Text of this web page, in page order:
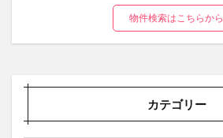
物件検索はこちらから
カテゴリー